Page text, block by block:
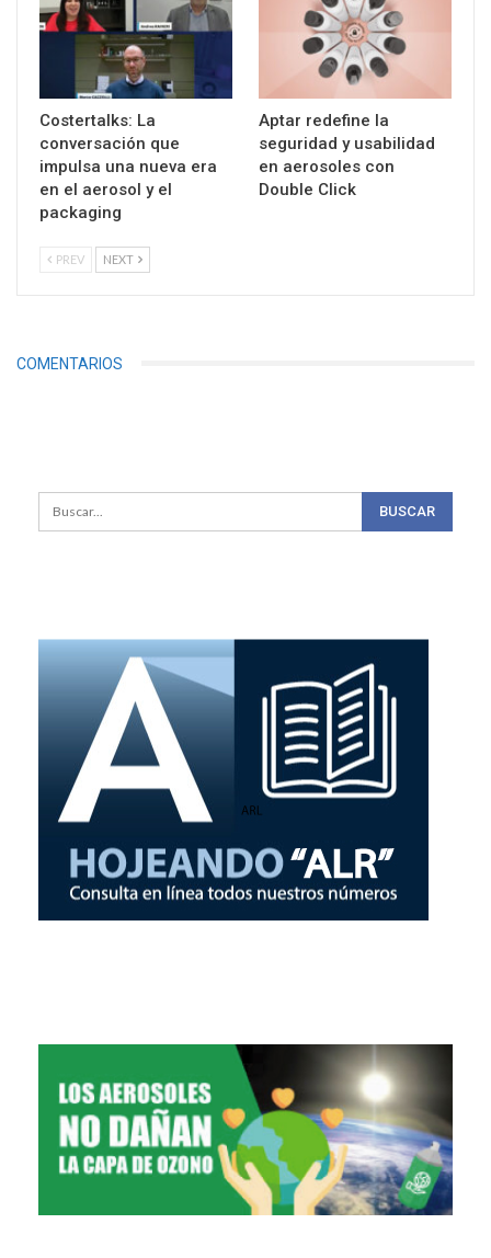
Costertalks: La
conversación que
impulsa una nueva era
en el aerosol y el
packaging
Aptar redefine la
seguridad y usabilidad
en aerosoles con
Double Click
PREV NEXT
COMENTARIOS